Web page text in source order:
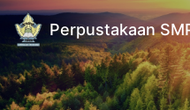
Perpustakaan